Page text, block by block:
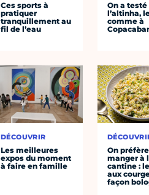
Ces sports à
pratiquer
tranquillement au
fil de l’eau
DÉCOUVRIR
Les meilleures
expos du moment
à faire en famille
On a testé
l’altinha,
comme à
On préfère
manger à
cantine :
aux
façon